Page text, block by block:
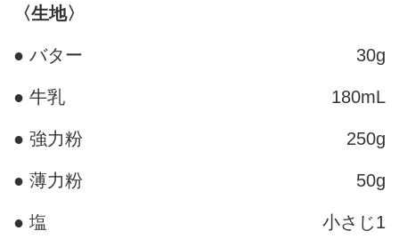
〈生地〉
● バター 30g
● 牛乳 180mL
● 強力粉 250g
● 薄力粉 50g
● 塩 小さじ1